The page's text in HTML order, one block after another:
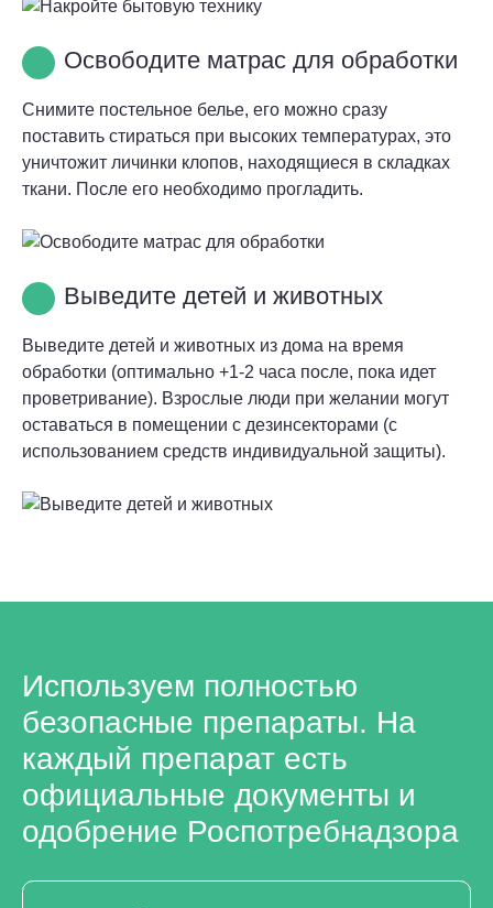
Освободите матрас для обработки
Снимите постельное белье, его можно сразу
поставить стираться при высоких температурах, это
уничтожит личинки клопов, находящиеся в складках
ткани. После его необходимо прогладить.
Выведите детей и животных
Выведите детей и животных из дома на время
обработки (оптимально +1-2 часа после, пока идет
проветривание). Взрослые люди при желании могут
оставаться в помещении с дезинсекторами (с
использованием средств индивидуальной защиты).
Используем полностью
безопасные препараты. На
каждый препарат есть
официальные документы и
одобрение Роспотребнадзора